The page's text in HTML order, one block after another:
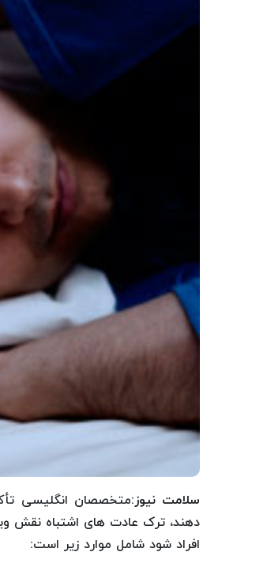
سلامت نیوز:متخصصان انگلیسی
دهند، ترک عادت های اشتباه نقش
افراد شود شامل موارد زیر است: